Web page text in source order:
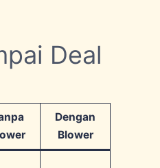
Deal
Dengan
Blower